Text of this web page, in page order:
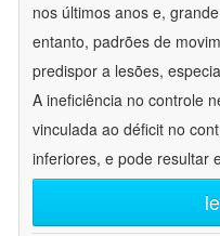
nos últimos anos e,
entanto, padrões de
predispor a lesões,
A ineficiência no controle
vinculada ao déficit no
inferiores, e pode resultar